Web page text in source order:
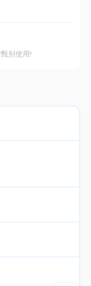
别使用!